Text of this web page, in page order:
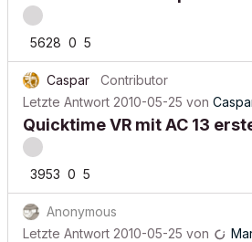
5628 0 5
Caspar
Contributor
Letzte Antwort 2010-05-25 von
Quicktime VR mit AC 13
3953 0 5
Anonymous
Letzte Antwort 2010-05-25 von